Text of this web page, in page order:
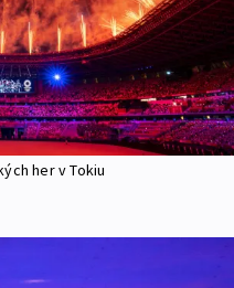
her v Tokiu